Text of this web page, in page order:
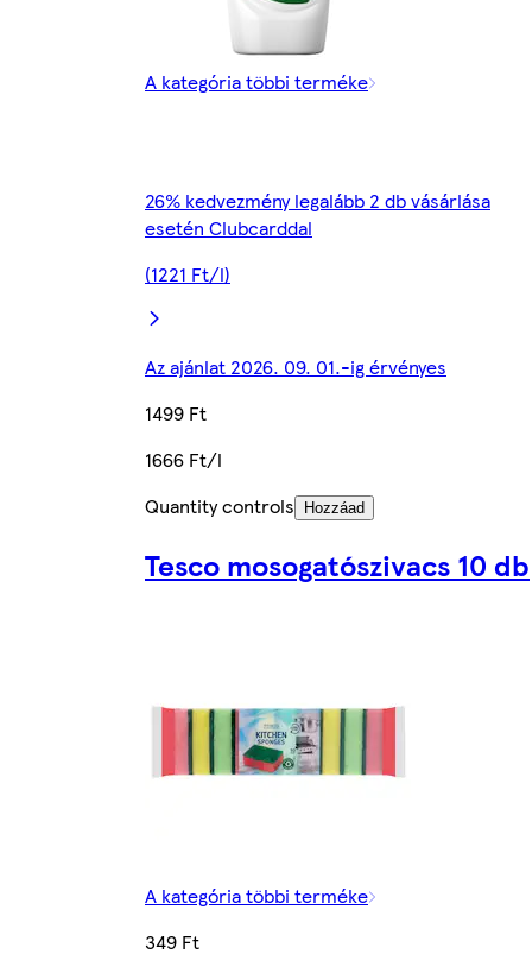
A kategória többi terméke
26% kedvezmény legalább 2 db vásárlása
esetén Clubcarddal
(1221 Ft/l)
Az ajánlat 2026. 09. 01.-ig érvényes
1499 Ft
1666 Ft/l
Quantity controls
Hozzáad
Tesco mosogatószivacs 10 db
A kategória többi terméke
349 Ft